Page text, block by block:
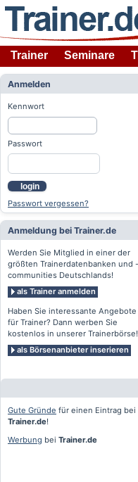
Trainer Seminare
Anmelden
Kennwort
Passwort
login
Passwort vergessen?
Anmeldung bei Trainer.de
Werden Sie Mitglied in einer der
größten Trainerdatenbanken und -
communities Deutschlands!
als Trainer anmelden
Haben Sie interessante Angebote
für Trainer? Dann werben Sie
kostenlos in unserer Trainerbörse!
als Börsenanbieter inserieren
Gute Gründe für einen Eintrag bei
Trainer.de!
Werbung bei Trainer.de